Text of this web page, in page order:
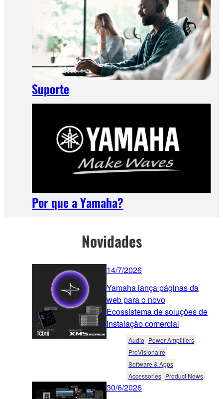
Suporte
Por que a Yamaha?
Novidades
14/7/2026
Yamaha lança páginas da
web para o novo
Ecossistema de soluções de
instalação comercial
Audio Power Amplifiers
ProVisionaire
Software & Apps
Accessories Product News
30/6/2026